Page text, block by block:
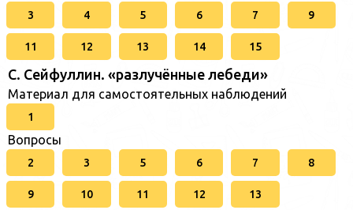
3 4 5 6 7 9
11 12 13 14 15
C. Cейфуллин. «разлучённые лебеди»
Материал для самостоятельных наблюдений
1
Вопросы
2 3 5 6 7 8
9 10 11 12 13